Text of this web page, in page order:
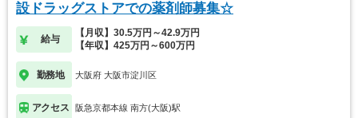
設ドラッグストアでの薬剤師募集☆
給与
【月収】30.5万円～42.9万円
【年収】425万円～600万円
勤務地 大阪府 大阪市淀川区
アクセス 阪急京都本線 南方(大阪)駅